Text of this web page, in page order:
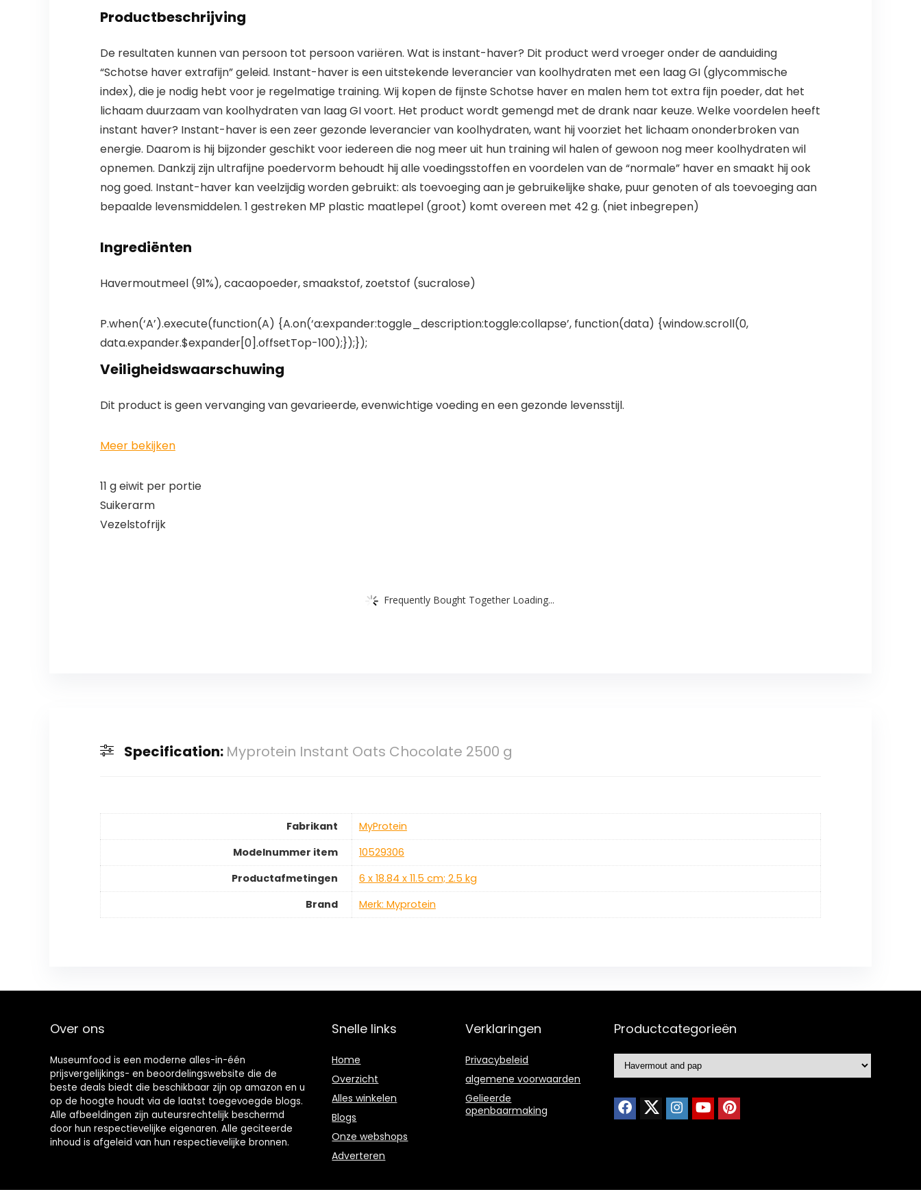
Productbeschrijving
De resultaten kunnen van persoon tot persoon variëren. Wat is instant-haver? Dit product werd vroeger onder de aanduiding
“Schotse haver extrafijn” geleid. Instant-haver is een uitstekende leverancier van koolhydraten met een laag GI (glycommische
index), die je nodig hebt voor je regelmatige training. Wij kopen de fijnste Schotse haver en malen hem tot extra fijn poeder, dat het
lichaam duurzaam van koolhydraten van laag GI voort. Het product wordt gemengd met de drank naar keuze. Welke voordelen heeft
instant haver? Instant-haver is een zeer gezonde leverancier van koolhydraten, want hij voorziet het lichaam ononderbroken van
energie. Daarom is hij bijzonder geschikt voor iedereen die nog meer uit hun training wil halen of gewoon nog meer koolhydraten wil
opnemen. Dankzij zijn ultrafijne poedervorm behoudt hij alle voedingsstoffen en voordelen van de “normale” haver en smaakt hij ook
nog goed. Instant-haver kan veelzijdig worden gebruikt: als toevoeging aan je gebruikelijke shake, puur genoten of als toevoeging aan
bepaalde levensmiddelen. 1 gestreken MP plastic maatlepel (groot) komt overeen met 42 g. (niet inbegrepen)
Ingrediënten
Havermoutmeel (91%), cacaopoeder, smaakstof, zoetstof (sucralose)
P.when(‘A’).execute(function(A) {A.on(‘a:expander:toggle_description:toggle:collapse’, function(data) {window.scroll(0,
data.expander.$expander[0].offsetTop-100);});});
Veiligheidswaarschuwing
Dit product is geen vervanging van gevarieerde, evenwichtige voeding en een gezonde levensstijl.
Meer bekijken
11 g eiwit per portie
Suikerarm
Vezelstofrijk
Frequently Bought Together Loading...
Specification: Myprotein Instant Oats Chocolate 2500 g
Fabrikant
‎MyProtein
Modelnummer item
‎10529306
Productafmetingen
‎6 x 18.84 x 11.5 cm; 2.5 kg
Brand
Merk: Myprotein
Over ons
Museumfood is een moderne alles-in-één
prijsvergelijkings- en beoordelingswebsite die de
beste deals biedt die beschikbaar zijn op amazon en u
op de hoogte houdt via de laatst toegevoegde blogs.
Alle afbeeldingen zijn auteursrechtelijk beschermd
door hun respectievelijke eigenaren. Alle geciteerde
inhoud is afgeleid van hun respectievelijke bronnen.
Snelle links
Home
Overzicht
Alles winkelen
Blogs
Onze webshops
Adverteren
Verklaringen
Privacybeleid
algemene voorwaarden
Gelieerde
openbaarmaking
Productcategorieën